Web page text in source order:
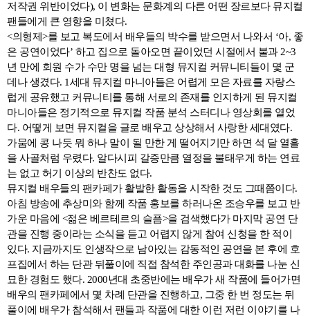
저작권 위반이었다), 이 변화는 문화계의 다른 어떤 장르보다 뮤지컬
팬들에게 큰 영향을 미쳤다.
<의형제>를 보고 복도에서 배우들의 박수를 받으면서 나와서 ‘아, 좋
은 공연이었다’ 하고 집으로 돌아오면 끝이었던 시절에서 불과 2~3
년 만에 회원 수가 수만 명을 넘는 대형 뮤지컬 커뮤니티들이 몇 군
데나 생겼다. 1세대 뮤지컬 마니아들은 어렵게 모은 자료를 자랑스
럽게 공유했고 커뮤니티를 통해 서로의 존재를 인지하게 된 뮤지컬
마니아들은 정기적으로 뮤지컬 작품 분석 스터디나 영상회를 열었
다. 어떻게 보면 뮤지컬을 글로 배우고 상상해서 사랑한 세대였다.
가뭄에 콩 나듯 뭐 하나 말이 될 만한 게 떨어지기만 하면 석 달 열흘
을 사골처럼 우렸다. 알다시피 갈증만큼 열정을 불태우게 하는 연료
는 없고 허기 이상의 반찬도 없다.
뮤지컬 배우들의 팬카페가 활발한 활동을 시작한 것도 그때쯤이다.
아침 방송에 추상미와 함께 작품 홍보를 하러나온 조승우를 보고 반
가운 마음에 <젊은 베르테르의 슬픔>을 검색했다가 마지막 공연 단
관을 진행 중이라는 소식을 듣고 어렵지 않게 참여 신청을 한 적이
있다. 지금까지도 인생작으로 남아있는 감동적인 공연을 본 후에 호
프집에서 하는 단관 뒤풀이에 직접 참석한 주인공과 대화를 나눈 신
묘한 경험도 했다. 2000년대 초중반에는 배우가 새 작품에 들어가면
배우의 팬카페에서 몇 차례 단관을 진행하고, 그중 한 번 정도는 뒤
풀이에 배우가 참석해서 팬들과 작품에 대한 이런 저런 이야기를 나